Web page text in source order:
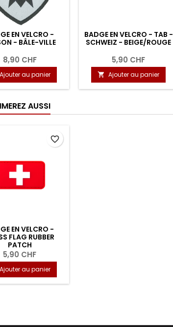
EN VELCRO -
- BÂLE-VILLE
8,90 CHF
Ajouter au panier
BADGE EN VELCRO - TAB -
SCHWEIZ - BEIGE/ROUGE
5,90 CHF
 Ajouter au panier
AUSSI
EN VELCRO -
FLAG RUBBER
PATCH
5,90 CHF
Ajouter au panier
favorite_border